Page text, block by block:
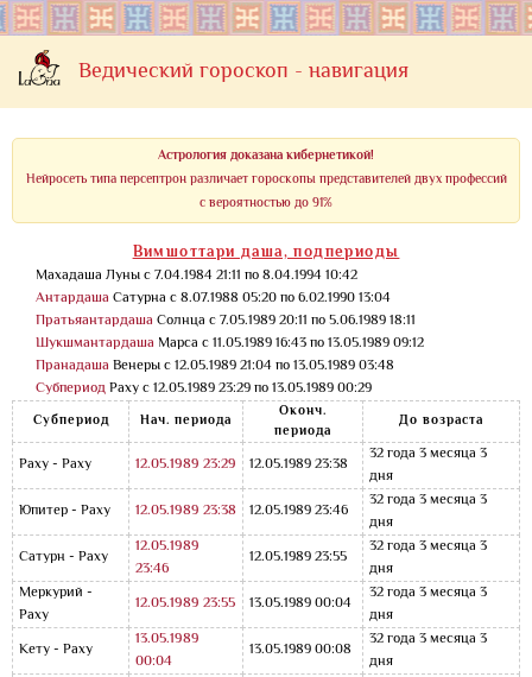
Ведический гороскоп - навигация
Астрология доказана кибернетикой!
Нейросеть типа персептрон различает гороскопы представителей двух профессий
с вероятностью до 91%
Вимшоттари даша, подпериоды
Махадаша Луны с 7.04.1984 21:11 по 8.04.1994 10:42
Антардаша Сатурна с 8.07.1988 05:20 по 6.02.1990 13:04
Пратьяантардаша Солнца с 7.05.1989 20:11 по 5.06.1989 18:11
Шукшмантардаша Марса с 11.05.1989 16:43 по 13.05.1989 09:12
Пранадаша Венеры с 12.05.1989 21:04 по 13.05.1989 03:48
СубпериодРаху с 12.05.1989 23:29 по 13.05.1989 00:29
Субпериод Нач. периода
Оконч.
периода
До возраста
Раху - Раху 12.05.1989 23:29 12.05.1989 23:38
32 года 3 месяца 3
дня
Юпитер - Раху
12.05.1989 23:38 12.05.1989 23:46
32 года 3 месяца 3
дня
Сатурн - Раху
12.05.1989
23:46
12.05.1989 23:55
32 года 3 месяца 3
дня
Меркурий -
Раху
12.05.1989 23:55 13.05.1989 00:04
32 года 3 месяца 3
дня
Кету - Раху
13.05.1989
00:04
13.05.1989 00:08
32 года 3 месяца 3
дня